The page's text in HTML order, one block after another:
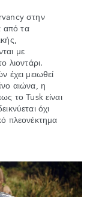
στην
από τα
με
λιοντάρι.
έχει μειωθεί
αιώνα, η
το Tusk είναι
όχι
πλεονέκτημα